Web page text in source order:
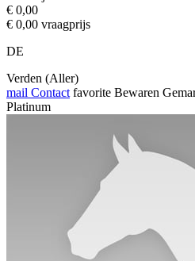
€ 0,00
€ 0,00 vraagprijs
DE
Verden (Aller)
mail Contact favorite Bewaren
Platinum